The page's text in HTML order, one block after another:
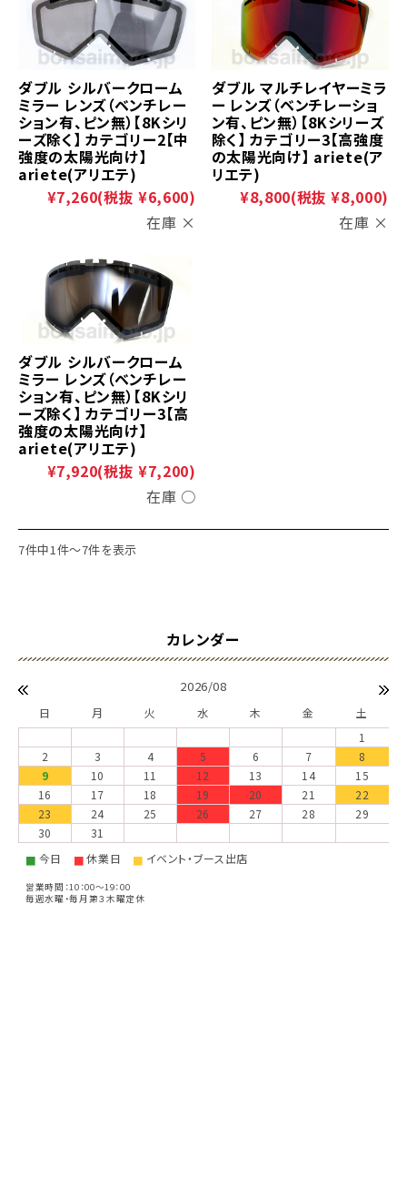
ダブル シルバークローム
ミラー レンズ（ベンチレー
ション有、ピン無）【8Kシリ
ーズ除く】 カテゴリー2【中
強度の太陽光向け】
ariete(アリエテ)
¥7,260(税抜 ¥6,600)
在庫 ×
ダブル マルチレイヤーミラ
ー レンズ（ベンチレーショ
ン有、ピン無）【8Kシリーズ
除く】 カテゴリー3【高強度
の太陽光向け】 ariete(ア
リエテ)
¥8,800(税抜 ¥8,000)
在庫 ×
ダブル シルバークローム
ミラー レンズ（ベンチレー
ション有、ピン無）【8Kシリ
ーズ除く】 カテゴリー3【高
強度の太陽光向け】
ariete(アリエテ)
¥7,920(税抜 ¥7,200)
在庫 ○
7件中1件～7件を表示
2026/08
日 月 火 水 木 金
土
1
2
3 4 5 6 7
8
9
10 11 12 13 14
15
16
17 18 19 20 21
22
23
24 25 26 27 28
29
30
31
■ 今日 ■休業日 ■ イベント・ブース出店
営業時間：10：00～19：00
毎週水曜・毎月第３木曜定休